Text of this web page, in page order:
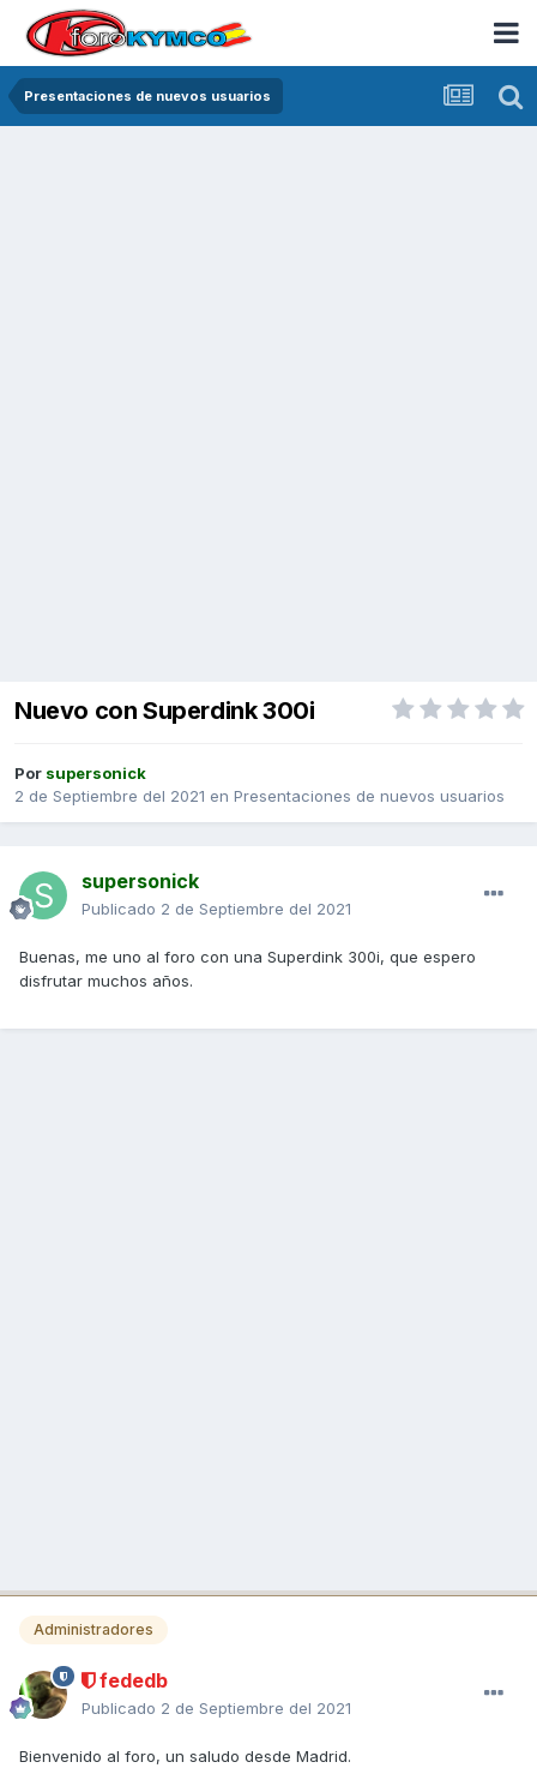
Presentaciones de nuevos usuarios
Nuevo con Superdink 300i
Por supersonick
2 de Septiembre del 2021 en Presentaciones de nuevos usuarios
supersonick
Publicado 2 de Septiembre del 2021
Buenas, me uno al foro con una Superdink 300i, que espero
disfrutar muchos años.
Administradores
fededb
Publicado 2 de Septiembre del 2021
Bienvenido al foro, un saludo desde Madrid.